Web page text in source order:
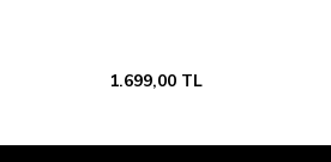
1.699,00 TL